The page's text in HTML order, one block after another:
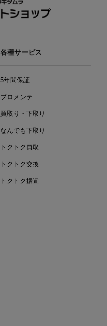
各種サービス
5年間保証
プロメンテ
買取り・下取り
なんでも下取り
トクトク買取
トクトク交換
トクトク据置